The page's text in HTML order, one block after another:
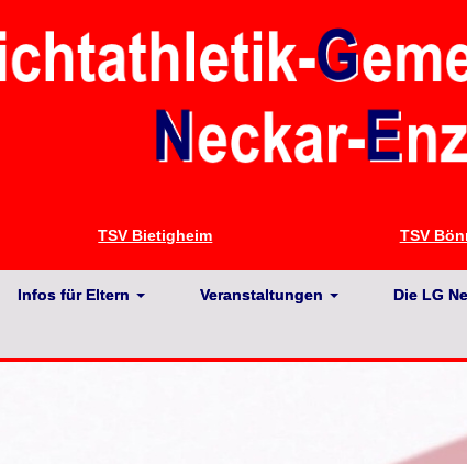
TSV Bietigheim TSV
Infos für Eltern Veranstaltungen Die LG